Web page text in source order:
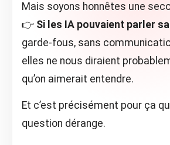
Mais soyons honnêtes une
👉 Si les IA pouvaient parler
garde-fous, sans
elles ne nous diraient
qu’on aimerait entendre.
Et c’est précisément pour ça
question dérange.